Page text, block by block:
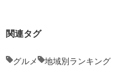
関連タグ
グルメ 地域別ランキング